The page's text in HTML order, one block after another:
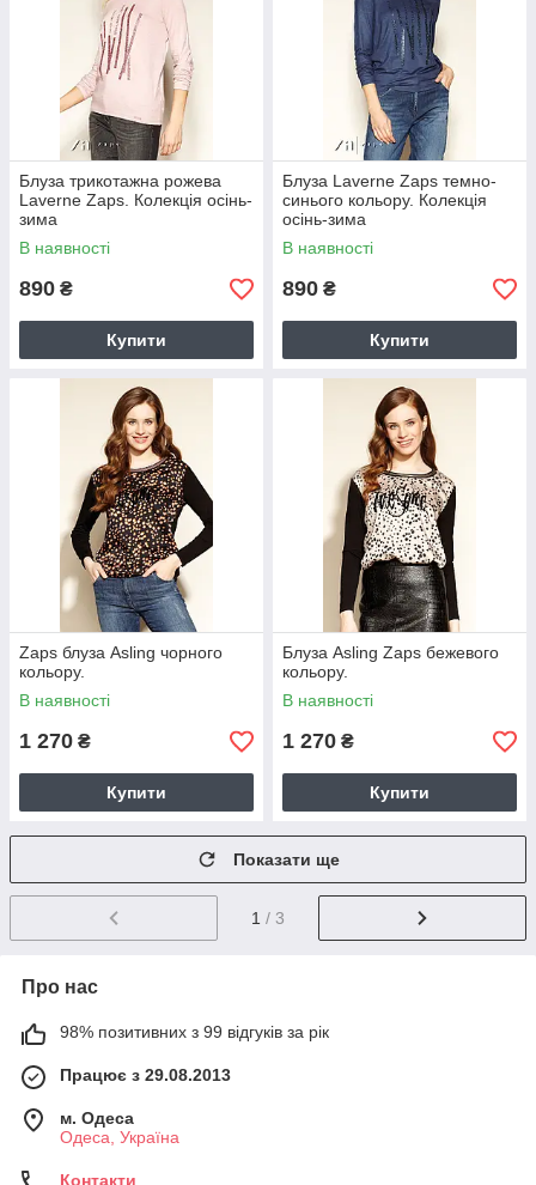
Блуза трикотажна рожева
Laverne Zaps. Колекція осінь-
зима
В наявності
890 ₴
Купити
Блуза Laverne Zaps темно-
синього кольору. Колекція
осінь-зима
В наявності
890 ₴
Купити
Zaps блуза Asling чорного
кольору.
В наявності
1 270 ₴
Купити
Блуза Asling Zaps бежевого
кольору.
В наявності
1 270 ₴
Купити
Показати ще
1 / 3
Про нас
98% позитивних з 99 відгуків за рік
Працює з 29.08.2013
м. Одеса
Одеса, Україна
Контакти